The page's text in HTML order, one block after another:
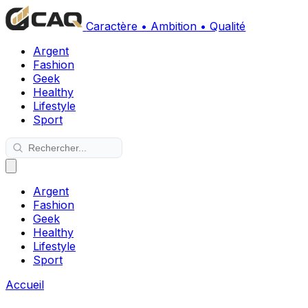
Caractère • Ambition • Qualité
Argent
Fashion
Geek
Healthy
Lifestyle
Sport
Argent
Fashion
Geek
Healthy
Lifestyle
Sport
Accueil